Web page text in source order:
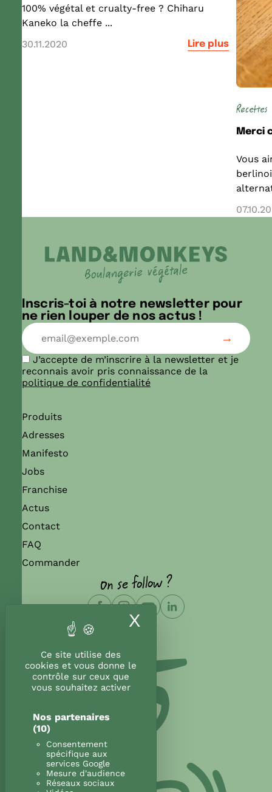
Ce site utilise des
cookies et vous donne le
contrôle sur ceux que
vous souhaitez activer
Nos partenaires
(10)
Consentement
spécifique aux
services Google
Mesure d'audience
Réseaux sociaux
X Masquer le
100% végétal et crualty-free ? Chiharu
Kaneko la cheffe ...
30.11.2020
Lire plus
Recettes
Merci
Vous
Inscris-toi à notre newsletter pour
ne rien louper de nos actus !
J’accepte de m’inscrire à la newsletter et je
reconnais avoir pris connaissance de la
politique de confidentialité
Produits
Adresses
Manifesto
Jobs
Franchise
Actus
Contact
FAQ
Commander
On se follow ?